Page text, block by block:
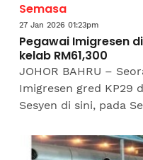
Semasa
27 Jan 2026 01:23pm
Pegawai Imigresen
kelab RM61,300
JOHOR BAHRU –
Imigresen gred KP29
Sesyen di sini, pada
Rekreasi Inovasi dan